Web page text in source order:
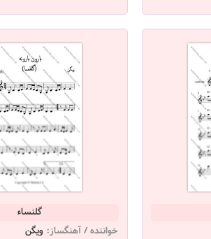
گلنساء
خواننده / آهنگساز: ویگن